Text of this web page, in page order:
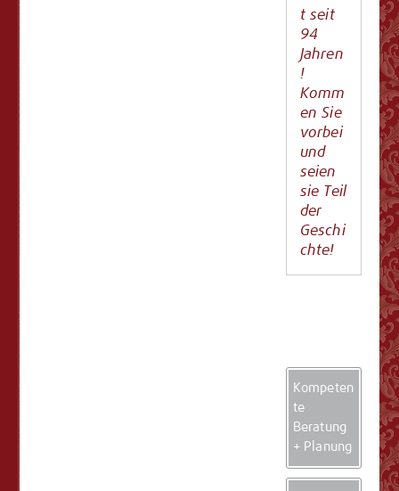
t seit
94
Jahren
!
Komm
en Sie
vorbei
und
seien
sie Teil
der
Geschi
chte!
Kompeten
te
Beratung
+ Planung